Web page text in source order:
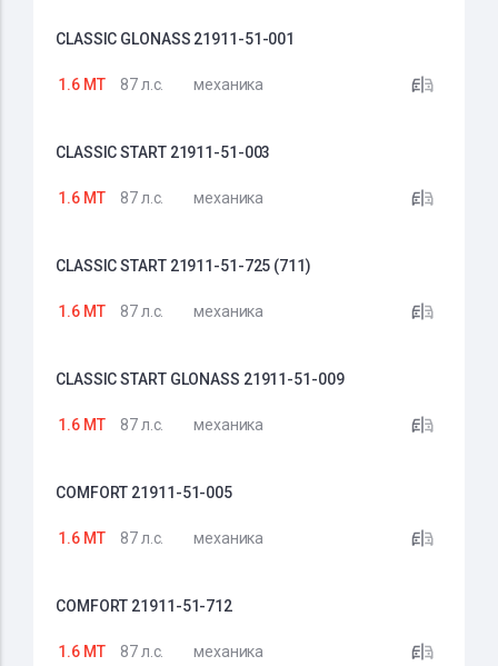
CLASSIC GLONASS 21911-51-001
1.6 MT 87 л.с. механика
CLASSIC START 21911-51-003
1.6 MT 87 л.с. механика
CLASSIC START 21911-51-725 (711)
1.6 MT 87 л.с. механика
CLASSIC START GLONASS 21911-51-009
1.6 MT 87 л.с. механика
COMFORT 21911-51-005
1.6 MT 87 л.с. механика
COMFORT 21911-51-712
1.6 MT 87 л.с. механика